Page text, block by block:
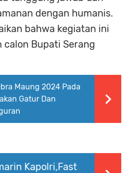
dengan humanis.
bahwa kegiatan ini
calon Bupati Serang
Maung 2024 Pada
Gatur Dan
Kapolri,Fast